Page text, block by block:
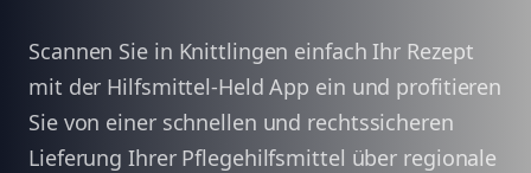
Scannen Sie in Knittlingen einfach Ihr Rezept
mit der Hilfsmittel-Held App ein und profitieren
Sie von einer schnellen und rechtssicheren
Lieferung Ihrer Pflegehilfsmittel über regionale